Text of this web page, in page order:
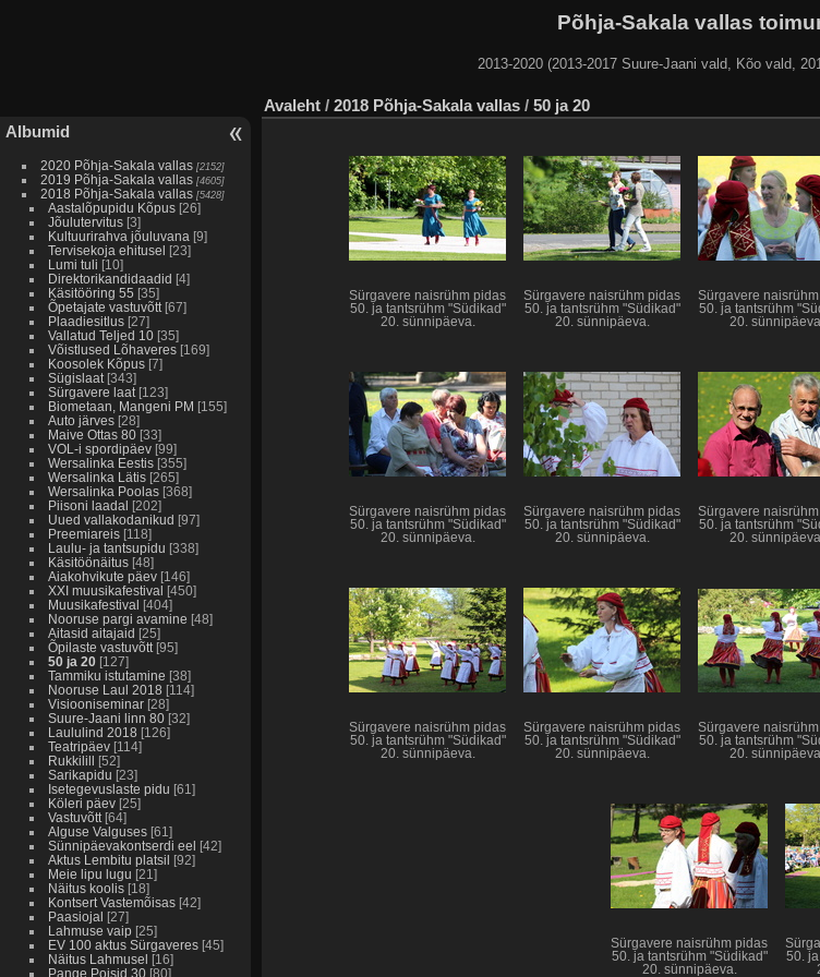
Põhja-Sakala vallas
2013-2020 (2013-2017 Suure-Jaani vald, Kõo vald,
Albumid
2020 Põhja-Sakala vallas [2152]
2019 Põhja-Sakala vallas [4605]
2018 Põhja-Sakala vallas [5428]
Aastalõpupidu Kõpus [26]
Jõulutervitus [3]
Kultuurirahva jõuluvana [9]
Tervisekoja ehitusel [23]
Lumi tuli [10]
Direktorikandidaadid [4]
Käsitööring 55 [35]
Õpetajate vastuvõtt [67]
Plaadiesitlus [27]
Vallatud Teljed 10 [35]
Võistlused Lõhaveres [169]
Koosolek Kõpus [7]
Sügislaat [343]
Sürgavere laat [123]
Biometaan, Mangeni PM [155]
Auto järves [28]
Maive Ottas 80 [33]
VOL-i spordipäev [99]
Wersalinka Eestis [355]
Wersalinka Lätis [265]
Wersalinka Poolas [368]
Piisoni laadal [202]
Uued vallakodanikud [97]
Preemiareis [118]
Laulu- ja tantsupidu [338]
Käsitöönäitus [48]
Aiakohvikute päev [146]
XXI muusikafestival [450]
Muusikafestival [404]
Nooruse pargi avamine [48]
Aitasid aitajaid [25]
Õpilaste vastuvõtt [95]
50 ja 20 [127]
Tammiku istutamine [38]
Nooruse Laul 2018 [114]
Visiooniseminar [28]
Suure-Jaani linn 80 [32]
Laululind 2018 [126]
Teatripäev [114]
Rukkilill [52]
Sarikapidu [23]
Isetegevuslaste pidu [61]
Köleri päev [25]
Vastuvõtt [64]
Alguse Valguses [61]
Sünnipäevakontserdi eel [42]
Aktus Lembitu platsil [92]
Meie lipu lugu [21]
Näitus koolis [18]
Kontsert Vastemõisas [42]
Paasiojal [27]
Lahmuse vaip [25]
EV 100 aktus Sürgaveres [45]
Näitus Lahmusel [16]
Pange Poisid 30 [80]
Avaleht / 2018 Põhja-Sakala vallas / 50 ja 20
Sürgavere naisrühm pidas
50. ja tantsrühm "Südikad"
20. sünnipäeva.
Sürgavere naisrühm pidas
50. ja tantsrühm "Südikad"
20. sünnipäeva.
Sürgavere
50. ja tantsrühm
20. sünnipäeva.
Sürgavere naisrühm pidas
50. ja tantsrühm "Südikad"
20. sünnipäeva.
Sürgavere naisrühm pidas
50. ja tantsrühm "Südikad"
20. sünnipäeva.
Sürgavere
50. ja tantsrühm
20. sünnipäeva.
Sürgavere naisrühm pidas
50. ja tantsrühm "Südikad"
20. sünnipäeva.
Sürgavere naisrühm pidas
50. ja tantsrühm "Südikad"
20. sünnipäeva.
Sürgavere
50. ja tantsrühm
20. sünnipäeva.
Sürgavere naisrühm pidas
50. ja tantsrühm "Südikad"
20. sünnipäeva.
50.